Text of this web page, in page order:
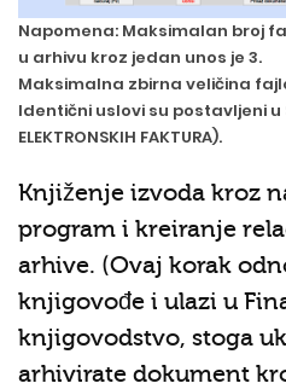
Napomena: Maksimalan broj
u arhivu kroz jedan unos je 3.
Maksimalna zbirna veličina
Identični uslovi su postavljeni u
ELEKTRONSKIH FAKTURA).
Knjiženje izvoda kroz
program i kreiranje
arhive. (Ovaj korak
knjigovođe i ulazi u
knjigovodstvo, stoga
arhivirate dokument